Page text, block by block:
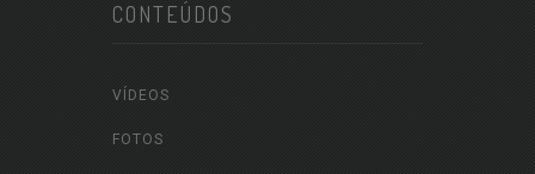
CONTEÚDOS
VÍDEOS
FOTOS